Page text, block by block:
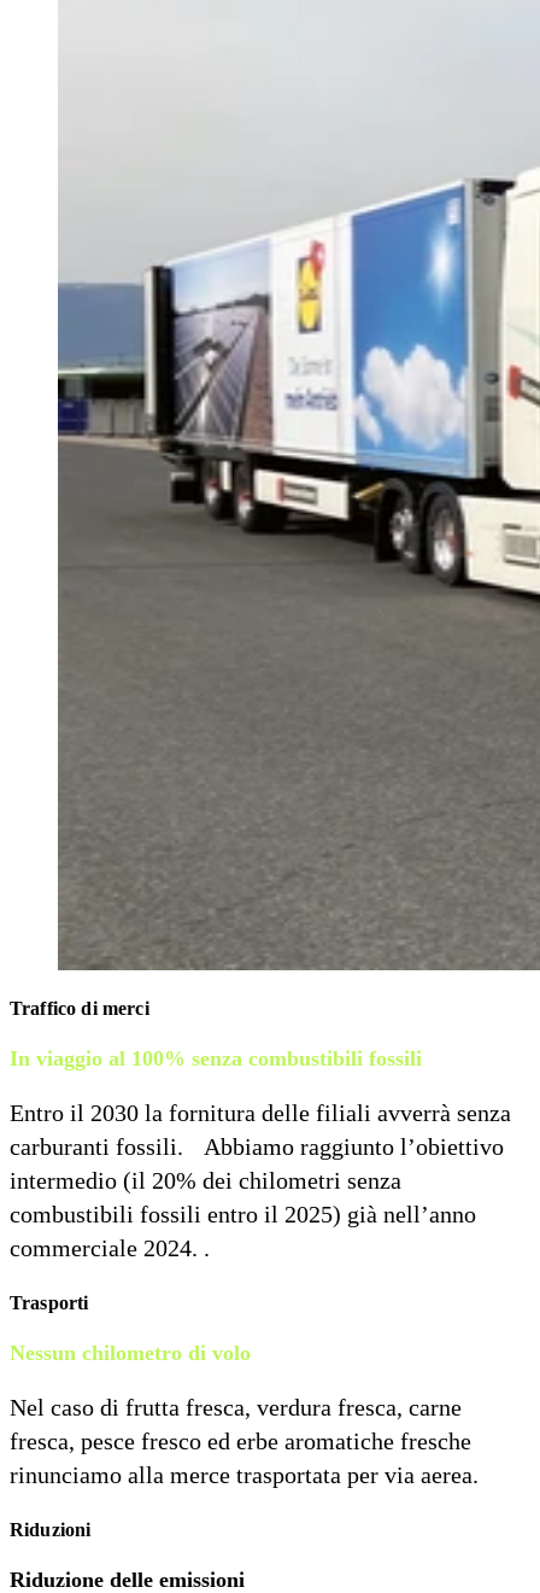
Traffico di merci
In viaggio al 100% senza combustibili fossili
Entro il 2030 la fornitura delle filiali avverrà senza
carburanti fossili. Abbiamo raggiunto l’obiettivo
intermedio (il 20% dei chilometri senza
combustibili fossili entro il 2025) già nell’anno
commerciale 2024. .
Trasporti
Nessun chilometro di volo
Nel caso di frutta fresca, verdura fresca, carne
fresca, pesce fresco ed erbe aromatiche fresche
rinunciamo alla merce trasportata per via aerea.
Riduzioni
Riduzione delle emissioni